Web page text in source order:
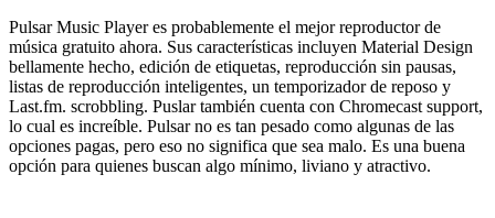
Pulsar Music Player es probablemente el mejor reproductor de
música gratuito ahora. Sus características incluyen Material Design
bellamente hecho, edición de etiquetas, reproducción sin pausas,
listas de reproducción inteligentes, un temporizador de reposo y
Last.fm. scrobbling. Puslar también cuenta con Chromecast support,
lo cual es increíble. Pulsar no es tan pesado como algunas de las
opciones pagas, pero eso no significa que sea malo. Es una buena
opción para quienes buscan algo mínimo, liviano y atractivo.